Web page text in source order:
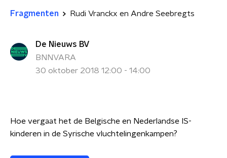
Fragmenten Rudi Vranckx en Andre Seebregts
De Nieuws BV
BNNVARA
30 oktober 2018 12:00 - 14:00
Hoe vergaat het de Belgische en Nederlandse IS-
kinderen in de Syrische vluchtelingenkampen?